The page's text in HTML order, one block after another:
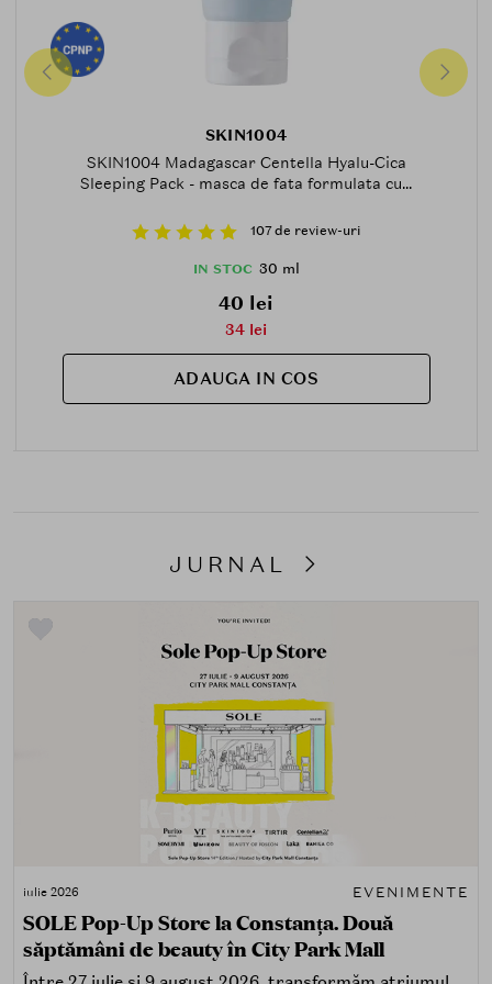
SKIN1004
SKIN1004 Madagascar Centella Hyalu-Cica
Sleeping Pack - masca de fata formulata cu...
107 de review-uri
IN STOC 30 ml
40 lei
34 lei
ADAUGA IN COS
JURNAL
iulie 2026 EVENIMENTE
SOLE Pop-Up Store la Constanța. Două
săptămâni de beauty în City Park Mall